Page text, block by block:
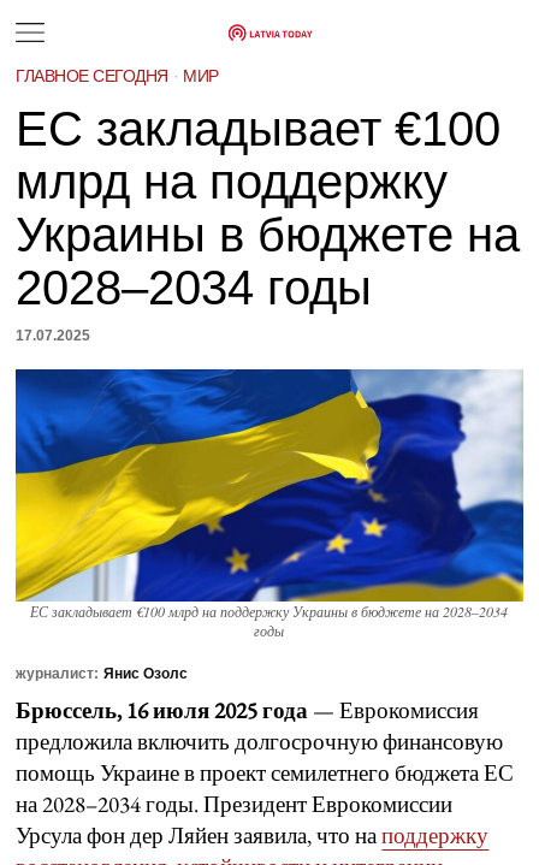
ГЛАВНОЕ СЕГОДНЯ · МИР
ЕС закладывает €100
млрд на поддержку
Украины в бюджете на
2028–2034 годы
17.07.2025
ЕС закладывает €100 млрд на поддержку Украины в бюджете на 2028–2034
годы
журналист: Янис Озолс
Брюссель, 16 июля 2025 года — Еврокомиссия
предложила включить долгосрочную финансовую
помощь Украине в проект семилетнего бюджета ЕС
на 2028–2034 годы. Президент Еврокомиссии
Урсула фон дер Ляйен заявила, что наподдержку